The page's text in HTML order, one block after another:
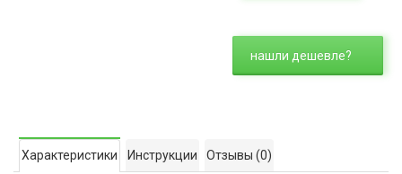
нашли дешевле?
Характеристики Инструкции Отзывы (0)